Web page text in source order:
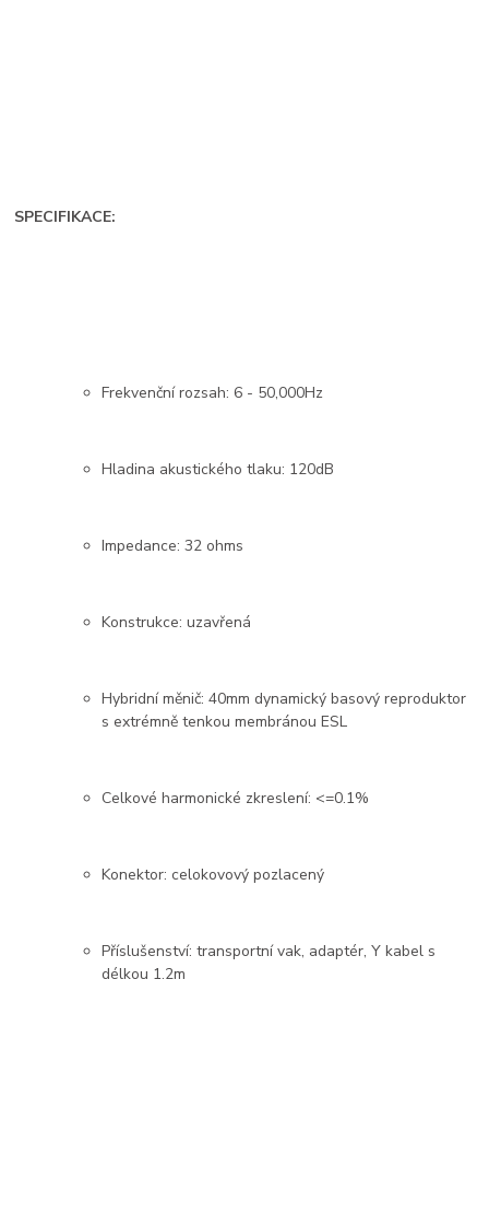
SPECIFIKACE:
Frekvenční rozsah: 6 - 50,000Hz
Hladina akustického tlaku: 120dB
Impedance: 32 ohms
Konstrukce: uzavřená
Hybridní měnič: 40mm dynamický basový reproduktor
s extrémně tenkou membránou ESL
Celkové harmonické zkreslení: <=0.1%
Konektor: celokovový pozlacený
Příslušenství: transportní vak, adaptér, Y kabel s
délkou 1.2m